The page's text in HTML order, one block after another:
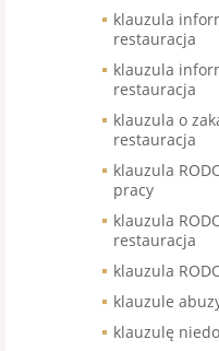
klauzula
restauracja
klauzula
restauracja
klauzula o
restauracja
klauzula
pracy
klauzula
restauracja
klauzula
klauzule
klauzulę